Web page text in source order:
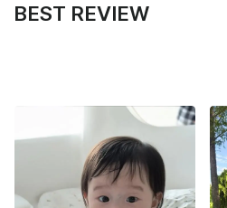
BEST REVIEW